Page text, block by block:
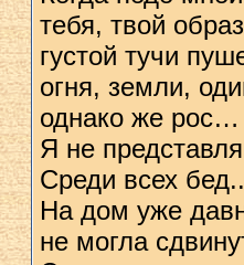
тебя, твой
густой тучи
огня, земли,
однако же рос…
Я не
Среди всех
На дом уже
не могла